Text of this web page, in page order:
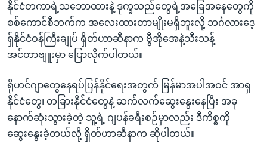
နေရာ
သို့
ကျော်
ရန်
နိုင်ငံတကာရဲ့သဘောထားနဲ့ ဒုက္ခသည်တွေရဲ့အခြေအနေတွေကို
စစ်ကောင်စီဘက်က အလေးထားတာမျိုးမရှိဘူးလို့ ဘင်္ဂလားဒေ့
ရှ်နိုင်ငံဝန်ကြီးချုပ် ရှိတ်ဟာဆီနာက ဗွီအိုအေနဲ့သီးသန့်
အင်တာဗျူးမှာ ပြောလိုက်ပါတယ်။
ရိုဟင်ဂျာတွေနေရပ်ပြန်နိုင်ရေးအတွက် မြန်မာအပါအဝင် အာရှ
နိုင်ငံတွေ၊ တခြားနိုင်ငံတွေနဲ့ ဆက်လက်ဆွေးနွေးနေပြီး အခု
နောက်ဆုံးသွားခဲ့တဲ့ သူ့ရဲ့ ဂျပန်ခရီးစဉ်မှာလည်း ဒီကိစ္စကို
ဆွေးနွေးခဲ့တယ်လို့ ရှိတ်ဟာဆီနာက ဆိုပါတယ်။